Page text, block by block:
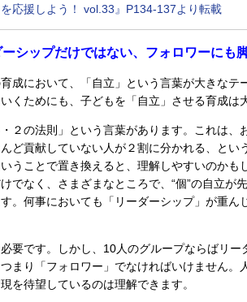
を応援しよう！ vol.33』P134-137より転載
シップだけではない、フォロワーにも
成において、「自立」という言葉が大きなテ
くためにも、子どもを「自立」させる育成は
２の法則」という言葉があります。これは、
ど貢献していない人が２割に分かれる、と
うことで置き換えると、理解しやすいのかも
でなく、さまざまなところで、“個”の自立が
。何事においても「リーダーシップ」が重
要です。しかし、10人のグループならばリ
まり「フォロワー」でなければいけません
を待望しているのは理解できます。